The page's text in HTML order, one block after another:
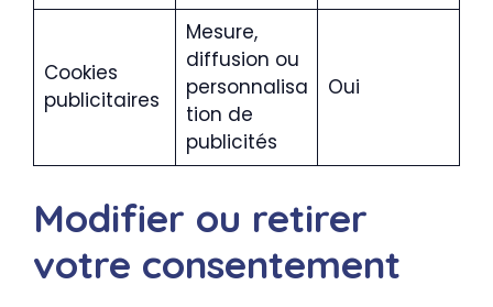
Cookies
publicitaires
Mesure,
diffusion ou
personnalisa
tion de
publicités
Oui
Modifier ou retirer
votre consentement